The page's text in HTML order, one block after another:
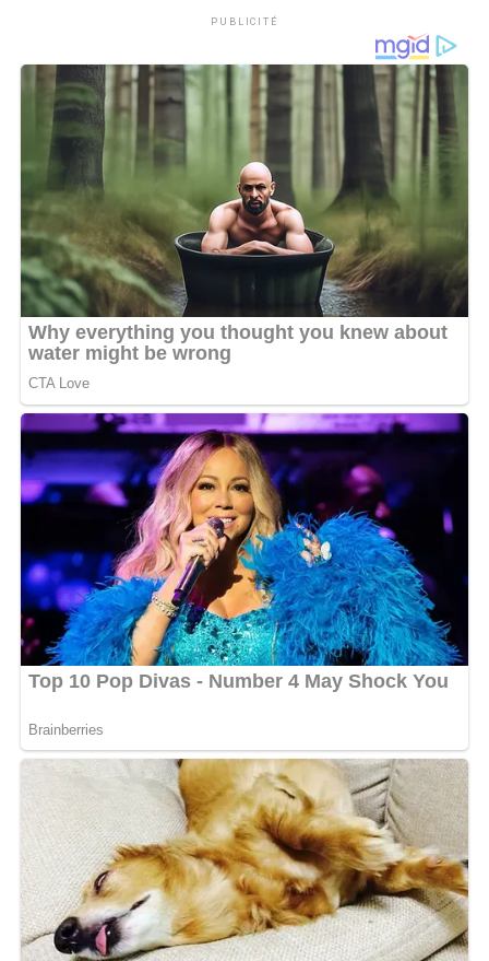
m’encouragez, riez avec moi, vibrez avec mes
personnages, et me donnez la force de continuer chaque
jour. Mon parcours dans le monde artistique n’a pas
toujours été facile. Être femme, actrice, comédienne,
stand-uppeuse. C’est parfois se battre contre les clichés,
les regards, les jugements. C’est faire sa place dans un
univers où on ne nous attend pas toujours. Mais c’est
aussi une aventure incroyable, remplie de rencontres, de
scènes, de défis, de fous rires et d’émotions fortes. », a-t-
elle affirmé.
« Et si je suis encore là aujourd’hui, c’est aussi grâce à
vous. Vos messages, vos partages, votre présence dans les
salles, vos likes et vos commentaires me rappellent
pourquoi je fais ce métier : pour transmettre, faire rire,
faire réfléchir, et ne jamais abandonner. Alors à toutes
celles et ceux qui m’accompagnent dans cette aventure.
Merci du fond du cœur. Ce n’est que le début. »
poursuivi Eunice Moulili.
MOTS-CLÉS : UNE
PUBLICITÉ